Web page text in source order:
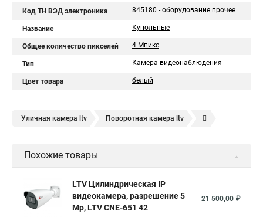
Код ТН ВЭД электроника 845180 - оборудование прочее
Название Купольные
Общее количество пикселей 4 Мпикс
Тип Камера видеонаблюдения
Цвет товара белый
Уличная камера ltv Поворотная камера ltv
Похожие товары
LTV Цилиндрическая IP
видеокамера, разрешение 5
Mp, LTV CNE-651 42
21 500,00 ₽